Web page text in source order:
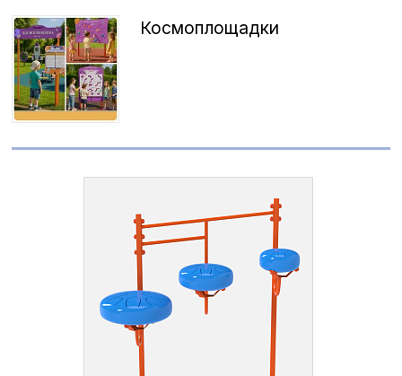
Космоплощадки